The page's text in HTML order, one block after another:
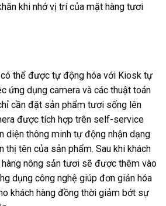
khi nhớ vị trí của mặt hàng tươi
có thể được tự động hóa với Kiosk tự
ứng dụng camera và các thuật toán
cần đặt sản phẩm tươi sống lên
được tích hợp trên self-service
diện thông minh tự động nhận dạng
thị tên của sản phẩm. Sau khi khách
hàng nông sản tươi sẽ được thêm vào
dụng công nghệ giúp đơn giản hóa
khách hàng đồng thời giảm bớt sự